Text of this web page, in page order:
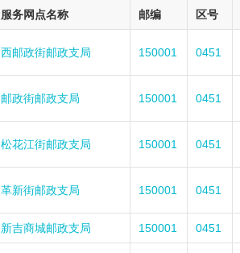
服务网点名称 邮编 区号
西邮政街邮政支局 150001 0451
邮政街邮政支局 150001 0451
松花江街邮政支局 150001 0451
革新街邮政支局 150001 0451
新吉商城邮政支局 150001 0451